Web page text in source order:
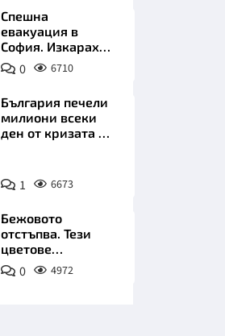
Спешна
евакуация в
София. Изкараха
хиляди на
улицата
0 6710
България печели
милиони всеки
ден от кризата по
1 6673
Бежовото
отстъпва. Тези
цветове
превземат
всекидневната
0 4972